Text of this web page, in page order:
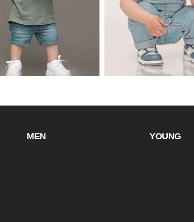
MEN YOUNG